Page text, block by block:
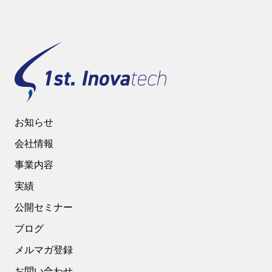
お知らせ
会社情報
事業内容
実績
公開セミナー
ブログ
メルマガ登録